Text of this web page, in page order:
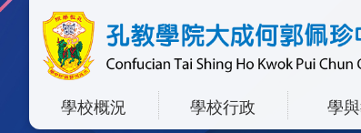
學校概況 學校行政 學